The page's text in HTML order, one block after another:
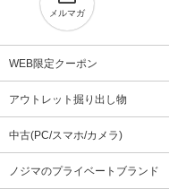
メルマガ
WEB限定クーポン
アウトレット掘り出し物
中古(PC/スマホ/カメラ)
ノジマのプライベートブランド